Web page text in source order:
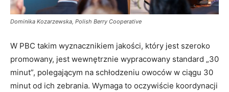
Dominika Kozarzewska, Polish Berry Cooperative
W PBC takim wyznacznikiem jakości, który jest szeroko
promowany, jest wewnętrznie wypracowany standard „30
minut”, polegającym na schłodzeniu owoców w ciągu 30
minut od ich zebrania. Wymaga to oczywiście koordynacji